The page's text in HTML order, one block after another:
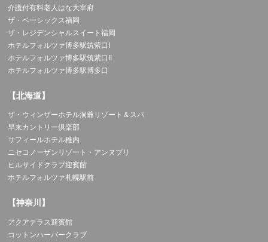
介護付有料老人はな大宰府
ザ・ベーシックス福岡
ザ・レジデンシャルスイート福岡
ホテルフォルツァ博多駅筑紫口I
ホテルフォルツァ博多駅筑紫口II
ホテルフォルツァ博多駅博多口
【北海道】
ザ・ウィンザーホテル洞爺リゾート＆スパ
早来カントリー倶楽部
サフィールホテル稚内
ニセコノーザンリゾート・アンヌプリ
ヒルサイドクラブ迎賓館
ホテルフォルツァ札幌駅前
【神奈川】
アクアテラス迎賓館
コットンハーバークラブ